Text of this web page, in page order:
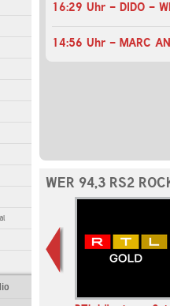
16:29 Uhr - DIDO -
14:56 Uhr - MARC
WER 94,3 RS2